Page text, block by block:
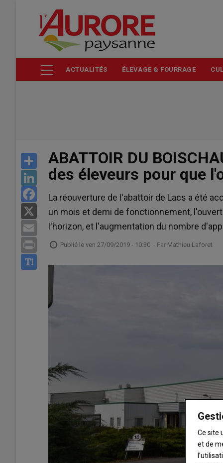
contenu
ACTUALITÉS ÉLEVAGE & FOURRAGE
Share
LinkedIn
Facebook
Email
Print
ABATTOIR DU
des éleveurs pour que
La réouverture de l'abattoir de Lacs a été
un mois et demi de fonctionnement,
l'horizon, et l'augmentation du nombre
Publié le ven 27/09/2019 - 10:30 - Par Mathieu Laforet
Ce site
et de